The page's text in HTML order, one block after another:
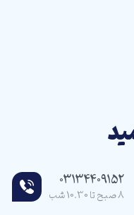
03134409152
8 صبح تا 10.30 شب